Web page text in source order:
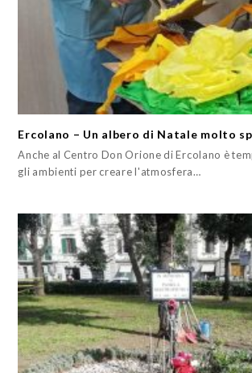
Ercolano – Un albero di Natale molto
Anche al Centro Don Orione di Ercolano è
gli ambienti per creare l'atmosfera…